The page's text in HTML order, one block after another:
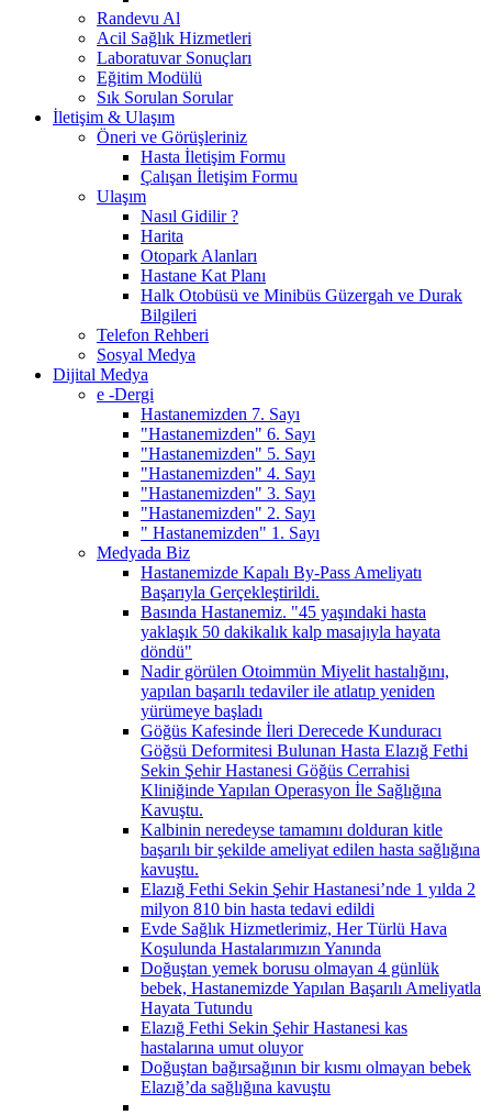
Randevu Al
Acil Sağlık Hizmetleri
Laboratuvar Sonuçları
Eğitim Modülü
Sık Sorulan Sorular
İletişim & Ulaşım
Öneri ve Görüşleriniz
Hasta İletişim Formu
Çalışan İletişim Formu
Ulaşım
Nasıl Gidilir ?
Harita
Otopark Alanları
Hastane Kat Planı
Halk Otobüsü ve Minibüs Güzergah ve Durak
Bilgileri
Telefon Rehberi
Sosyal Medya
Dijital Medya
e -Dergi
Hastanemizden 7. Sayı
"Hastanemizden" 6. Sayı
"Hastanemizden" 5. Sayı
"Hastanemizden" 4. Sayı
"Hastanemizden" 3. Sayı
"Hastanemizden" 2. Sayı
" Hastanemizden" 1. Sayı
Medyada Biz
Hastanemizde Kapalı By-Pass Ameliyatı
Başarıyla Gerçekleştirildi.
Basında Hastanemiz. "45 yaşındaki hasta
yaklaşık 50 dakikalık kalp masajıyla hayata
döndü"
Nadir görülen Otoimmün Miyelit hastalığını,
yapılan başarılı tedaviler ile atlatıp yeniden
yürümeye başladı
Göğüs Kafesinde İleri Derecede Kunduracı
Göğsü Deformitesi Bulunan Hasta Elazığ Fethi
Sekin Şehir Hastanesi Göğüs Cerrahisi
Kliniğinde Yapılan Operasyon İle Sağlığına
Kavuştu.
Kalbinin neredeyse tamamını dolduran kitle
başarılı bir şekilde ameliyat edilen hasta sağlığına
kavuştu.
Elazığ Fethi Sekin Şehir Hastanesi’nde 1 yılda 2
milyon 810 bin hasta tedavi edildi
Evde Sağlık Hizmetlerimiz, Her Türlü Hava
Koşulunda Hastalarımızın Yanında
Doğuştan yemek borusu olmayan 4 günlük
bebek, Hastanemizde Yapılan Başarılı Ameliyatla
Hayata Tutundu
Elazığ Fethi Sekin Şehir Hastanesi kas
hastalarına umut oluyor
Doğuştan bağırsağının bir kısmı olmayan bebek
Elazığ’da sağlığına kavuştu